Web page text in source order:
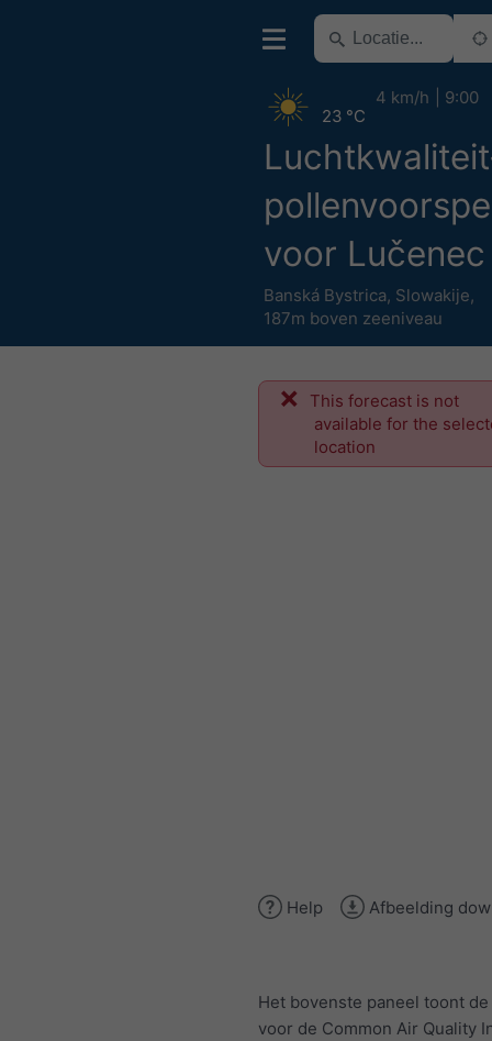
voor Lučenec
Banská Bystrica, Slowakije,
187m boven zeeniveau
23 °C
4 km/h 9:00
This forecast is not
available for the
location
Help Afbeelding
Het bovenste paneel toont
voor de Common Air Quality